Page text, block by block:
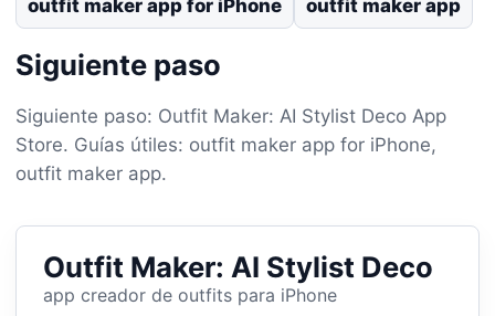
outfit maker app for iPhone outfit maker app
Siguiente paso
Siguiente paso: Outfit Maker: AI Stylist Deco App
Store. Guías útiles: outfit maker app for iPhone,
outfit maker app.
Outfit Maker: AI Stylist Deco
app creador de outfits para iPhone